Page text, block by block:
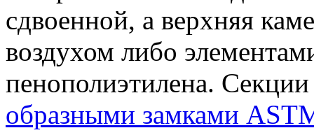
сдвоенной, а верхняя
воздухом либо
пенополиэтилена.
образными замками